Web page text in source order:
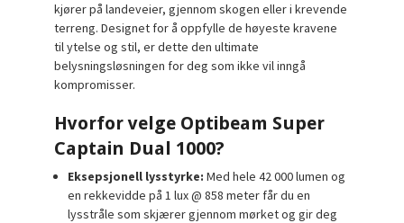
kjører på landeveier, gjennom skogen eller i krevende
terreng. Designet for å oppfylle de høyeste kravene
til ytelse og stil, er dette den ultimate
belysningsløsningen for deg som ikke vil inngå
kompromisser.
Hvorfor velge Optibeam Super
Captain Dual 1000?
Eksepsjonell lysstyrke: Med hele 42 000 lumen og
en rekkevidde på 1 lux @ 858 meter får du en
lysstråle som skjærer gjennom mørket og gir deg